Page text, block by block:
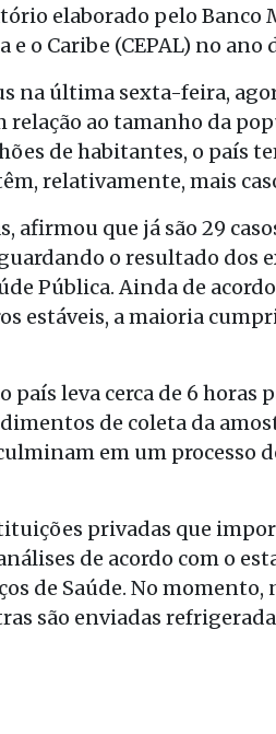
elaborado pelo Banco
o Caribe (CEPAL) no ano
na última sexta-feira,
relação ao tamanho da
de habitantes, o país
relativamente, mais
afirmou que já são 29
o resultado dos
Pública. Ainda de
estáveis, a maioria
leva cerca de 6 horas
de coleta da
em um processo
privadas que
de acordo com o
de Saúde. No momento,
são enviadas